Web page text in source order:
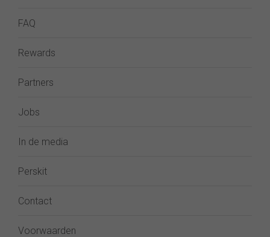
FAQ
Rewards
Partners
Jobs
In de media
Perskit
Contact
Voorwaarden